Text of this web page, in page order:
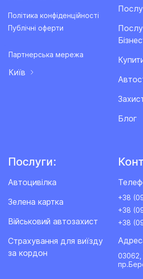
Політика конфіденційності
Публічні оферти
Партнерська мережа
Київ
Блог
Послуги:
Автоцивілка
Зелена картка
Військовий автозахист
Cтрахування для виїзду
за кордон
+38
+38
+38
03062,